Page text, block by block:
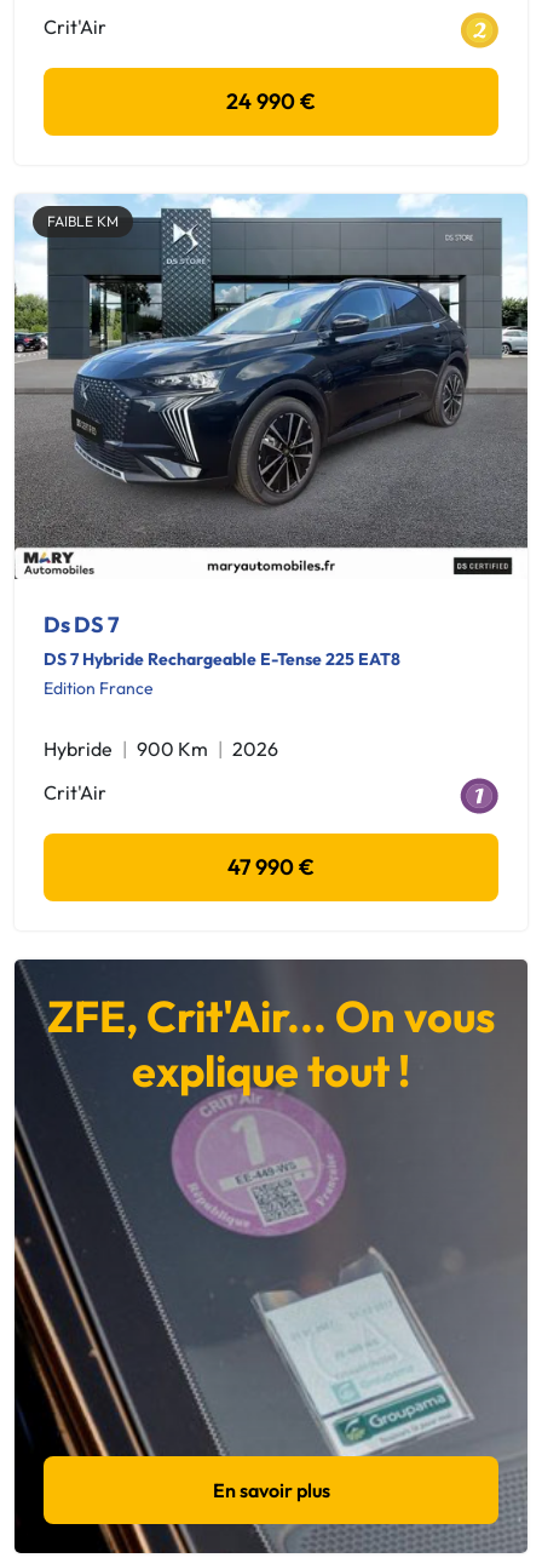
Crit'Air
24 990 €
FAIBLE KM
Ds DS 7
DS 7 Hybride Rechargeable E-Tense 225 EAT8
Edition France
Hybride 900 Km
2026
Crit'Air
47 990 €
ZFE, Crit'Air... On vous
explique tout !
En savoir plus